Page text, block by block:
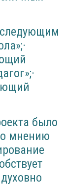
было
мнению